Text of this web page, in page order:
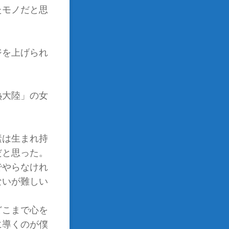
ノだと思
上げられ
陸」の女
生まれ持
思った。
らなけれ
が難しい
まで心を
くのが僕